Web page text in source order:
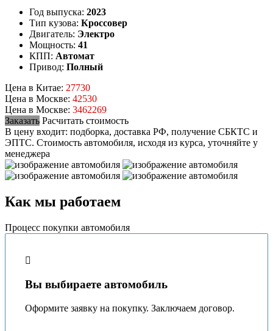
Год выпуска: 2023
Тип кузова: Кроссовер
Двигатель: Электро
Мощность: 41
КПП: Автомат
Привод: Полный
Цена в Китае: 27730
Цена в Москве: 42530
Цена в Москве: 3462269
Заказать Расчитать стоимость
В цену входит: подборка, доставка РФ, получение СБКТС и
ЭПТС. Стоимость автомобиля, исходя из курса, уточняйте у
менеджера
Как мы работаем
Процесс покупки автомобиля
Вы выбираете автомобиль
Оформите заявку на покупку. Заключаем договор.